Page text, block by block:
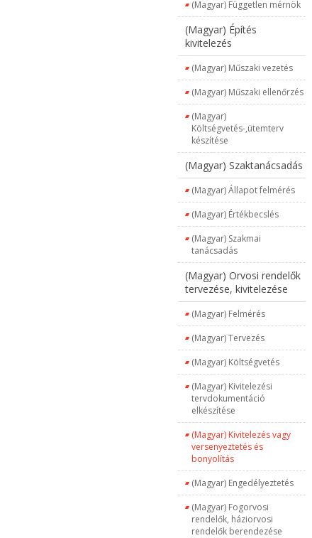
(Magyar) Független mérnök
(Magyar) Építés
kivitelezés
(Magyar) Műszaki vezetés
(Magyar) Műszaki ellenőrzés
(Magyar)
Költségvetés-,ütemterv
készítése
(Magyar) Szaktanácsadás
(Magyar) Állapot felmérés
(Magyar) Értékbecslés
(Magyar) Szakmai
tanácsadás
(Magyar) Orvosi rendelők
tervezése, kivitelezése
(Magyar) Felmérés
(Magyar) Tervezés
(Magyar) Költségvetés
(Magyar) Kivitelezési
tervdokumentáció
elkészítése
(Magyar) Kivitelezés vagy
versenyeztetés és
bonyolítás
(Magyar) Engedélyeztetés
(Magyar) Fogorvosi
rendelők, háziorvosi
rendelők berendezése